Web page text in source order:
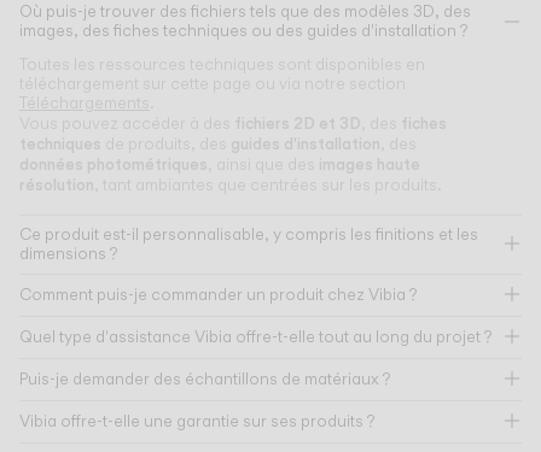
Où puis-je trouver des fichiers tels que des modèles 3D, des
images, des fiches techniques ou des guides d'installation ?
Toutes les ressources techniques sont disponibles en
téléchargement sur cette page ou via notre section
Téléchargements
Vous pouvez accéder à des fichiers 2D et 3D , des fiches
techniques de produits, des guides d'installation , des
données photométriques , ainsi que des images haute
résolution , tant ambiantes que centrées sur les produits.
Ce produit est-il personnalisable, y compris les finitions et les
dimensions ?
Comment puis-je commander un produit chez Vibia ?
Quel type d'assistance Vibia offre-t-elle tout au long du projet ?
Puis-je demander des échantillons de matériaux ?
Vibia offre-t-elle une garantie sur ses produits ?